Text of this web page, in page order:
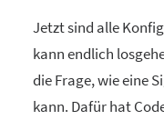
Jetzt sind alle
kann endlich
die Frage, wie eine
kann. Dafür hat